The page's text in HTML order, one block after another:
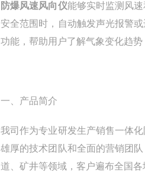
防爆风速风向仪能够实时监测风
安全范围时，自动触发声光报警
功能，帮助用户了解气象变化趋势
一、产品简介
我司作为专业研发生产销售一体
雄厚的技术团队和全面的营销团
道、矿井等领域，客户遍布全国